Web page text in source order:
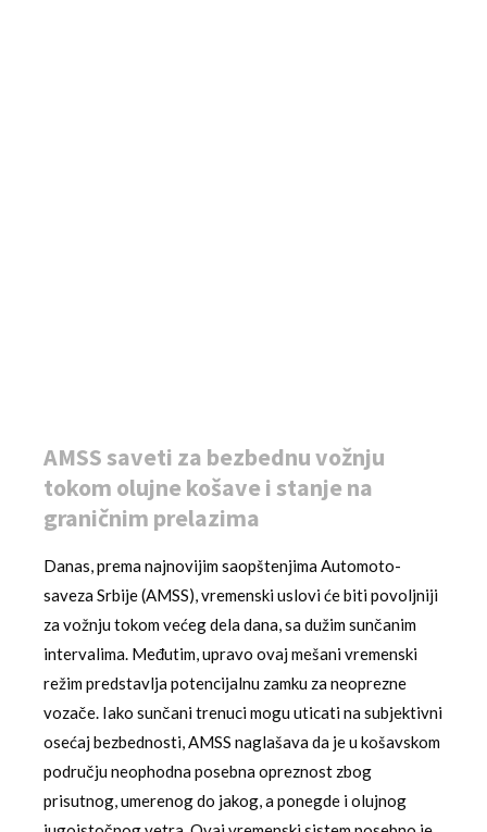
AMSS saveti za bezbednu vožnju
tokom olujne košave i stanje na
graničnim prelazima
Danas, prema najnovijim saopštenjima Automoto-
saveza Srbije (AMSS), vremenski uslovi će biti povoljniji
za vožnju tokom većeg dela dana, sa dužim sunčanim
intervalima. Međutim, upravo ovaj mešani vremenski
režim predstavlja potencijalnu zamku za neoprezne
vozače. Iako sunčani trenuci mogu uticati na subjektivni
osećaj bezbednosti, AMSS naglašava da je u košavskom
području neophodna posebna opreznost zbog
prisutnog, umerenog do jakog, a ponegde i olujnog